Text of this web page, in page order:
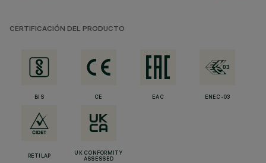
CERTIFICACIÓN DEL PRODUCTO
BIS CE EAC ENEC-03
RETILAP
UK CONFORMITY
ASSESSED